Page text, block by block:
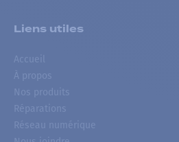
Liens utiles
Accueil
À propos
Nos produits
Réparations
Réseau numérique